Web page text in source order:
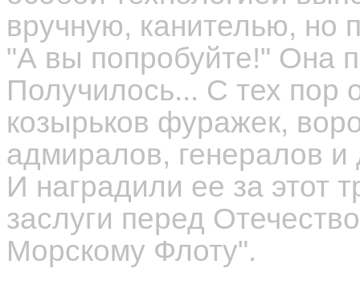
вручную, канителью, но
"А вы попробуйте!" Она
Получилось... С тех
козырьков фуражек,
адмиралов, генералов
И наградили ее за этот
заслуги перед
Морскому Флоту".